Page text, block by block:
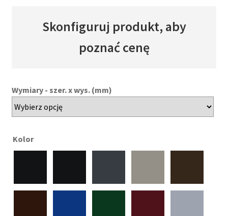
Skonfiguruj produkt, aby
poznać cenę
Wymiary - szer. x wys. (mm)
Kolor